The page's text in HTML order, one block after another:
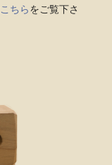
こちらをご覧下さ